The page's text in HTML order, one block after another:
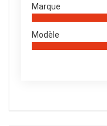
Marque
Modèle